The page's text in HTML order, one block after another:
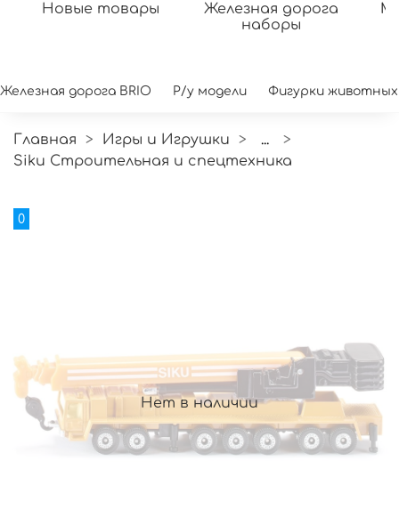
Новые товары
Железная дорога
наборы
Железная дорога BRIO Р/у модели Фигурки животных
Главная Игры и Игрушки
...
Siku Строительная и спецтехника
Нет в наличии
0